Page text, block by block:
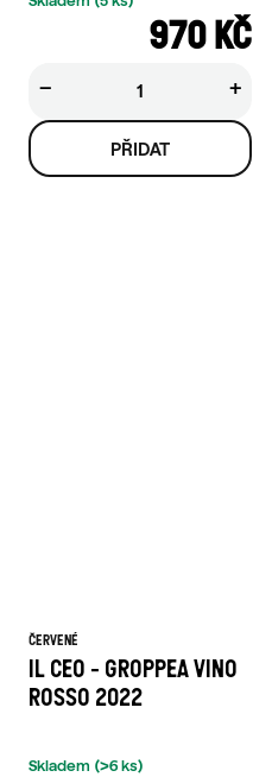
970 KČ
+
−
ČERVENÉ
IL CEO - GROPPEA VINO
ROSSO 2022
Skladem (>6 ks)